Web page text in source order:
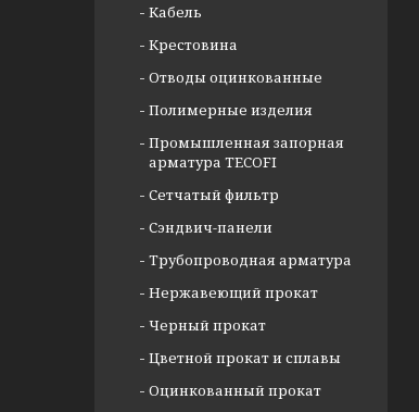
Кабель
Крестовина
Отводы оцинкованные
Полимерные изделия
Промышленная запорная
арматура TECOFI
Сетчатый фильтр
Сэндвич-панели
Трубопроводная арматура
Нержавеющий прокат
Черный прокат
Цветной прокат и сплавы
Оцинкованный прокат